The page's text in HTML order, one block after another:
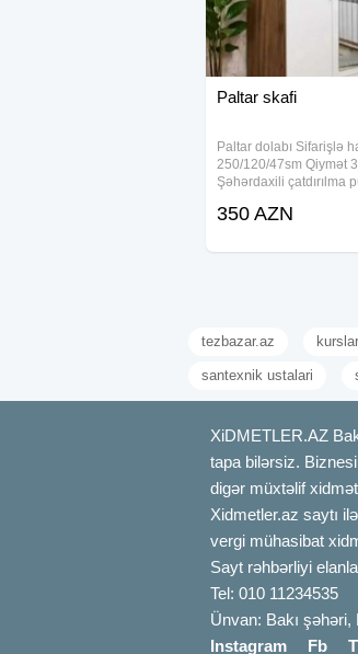
Paltar skafi
Paltar dolabı Sifarişlə
250/120/47sm Qiymət
Şəhərdaxili çatdırılma
350 AZN
tezbazar.az kurslar
santexnik ustalari
XiDMETLER.AZ
tapa bilərsiz.
digər müxtəlif
Xidmetler.az saytı
vergi mühasibat
Sayt rəhbərliyi
Tel: 010 11234535
Ünvan: Bakı
Instagram
Fb